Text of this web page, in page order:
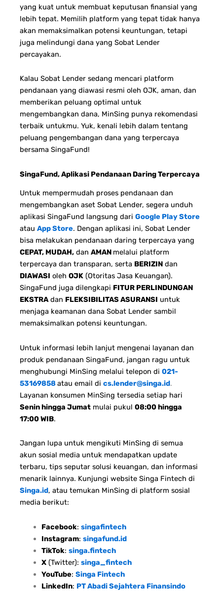
yang kuat untuk membuat keputusan finansial yang
lebih tepat. Memilih platform yang tepat tidak hanya
akan memaksimalkan potensi keuntungan, tetapi
juga melindungi dana yang Sobat Lender
percayakan.
Kalau Sobat Lender sedang mencari platform
pendanaan yang diawasi resmi oleh OJK, aman, dan
memberikan peluang optimal untuk
mengembangkan dana, MinSing punya rekomendasi
terbaik untukmu. Yuk, kenali lebih dalam tentang
peluang pengembangan dana yang terpercaya
bersama SingaFund!
SingaFund, Aplikasi Pendanaan Daring Terpercaya
Untuk mempermudah proses pendanaan dan
mengembangkan aset Sobat Lender, segera unduh
aplikasi SingaFund langsung dari Google Play Store
atau App Store. Dengan aplikasi ini, Sobat Lender
bisa melakukan pendanaan daring terpercaya yang
CEPAT, MUDAH, dan AMAN melalui platform
terpercaya dan transparan, serta BERIZIN dan
DIAWASI oleh OJK (Otoritas Jasa Keuangan).
SingaFund juga dilengkapi FITUR PERLINDUNGAN
EKSTRAdan FLEKSIBILITAS ASURANSI untuk
menjaga keamanan dana Sobat Lender sambil
memaksimalkan potensi keuntungan.
Untuk informasi lebih lanjut mengenai layanan dan
produk pendanaan SingaFund, jangan ragu untuk
menghubungi MinSing melalui telepon di 021-
53169858atau email di cs.lender@singa.id.
Layanan konsumen MinSing tersedia setiap hari
Senin hingga Jumat mulai pukul 08:00 hingga
17:00 WIB.
Jangan lupa untuk mengikuti MinSing di semua
akun sosial media untuk mendapatkan update
terbaru, tips seputar solusi keuangan, dan informasi
menarik lainnya. Kunjungi website Singa Fintech di
Singa.id, atau temukan MinSing di platform sosial
media berikut:
Facebook: singafintech
Instagram: singafund.id
TikTok: singa.fintech
X(Twitter): singa_fintech
YouTube: Singa Fintech
LinkedIn: PT Abadi Sejahtera Finansindo